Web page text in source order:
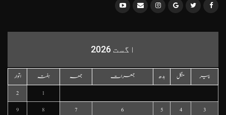
اگست 2026
پیر منگل بدھ جمعرات جمعہ ہفتہ
اتوار
1
2
3
4
5
6
7
8
9